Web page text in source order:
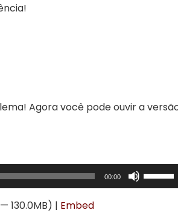
Agora você pode ouvir a
00:00
as
130.0MB) | Embed